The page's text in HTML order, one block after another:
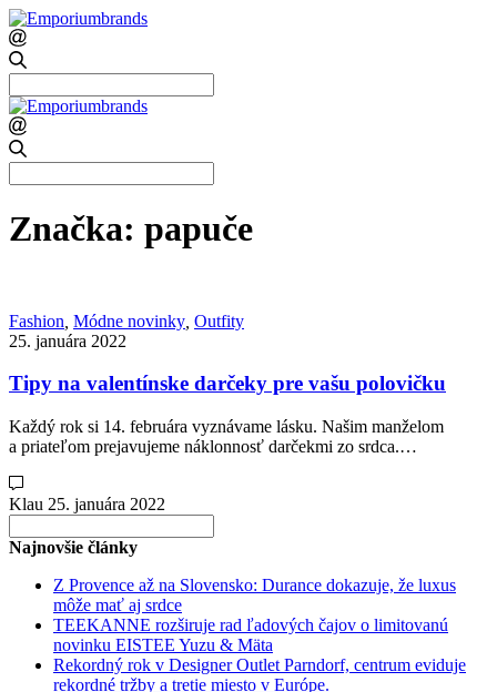
for:
for:
Značka: papuče
Fashion Módne novinky Outfity
25. januára 2022
Tipy na valentínske darčeky pre vašu polovičku
Každý rok si 14. februára vyznávame lásku. Našim manželom
a priateľom prejavujeme náklonnosť darčekmi zo srdca.…
Klau 25. januára 2022
for:
Najnovšie články
Z Provence až na Slovensko: Durance dokazuje, že luxus
môže mať aj srdce
TEEKANNE rozširuje rad ľadových čajov o limitovanú
novinku EISTEE Yuzu & Mäta
Rekordný rok v Designer Outlet Parndorf, centrum eviduje
rekordné tržby a tretie miesto v Európe.